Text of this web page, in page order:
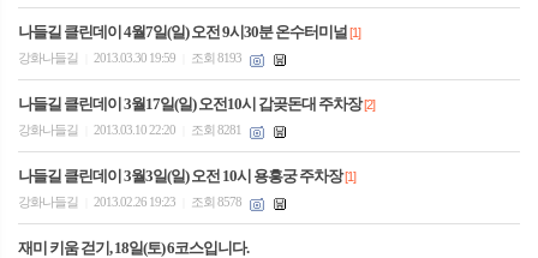
나들길 클린데이 4월7일(일) 오전 9시30분 온수터미널[1]
강화나들길
2013.03.30 19:59 조회 8193
나들길 클린데이 3월17일(일) 오전10시 갑곶돈대 주차장[2]
강화나들길
2013.03.10 22:20 조회 8281
나들길 클린데이 3월3일(일) 오전 10시 용흥궁 주차장[1]
강화나들길
2013.02.26 19:23 조회 8578
재미 키움 걷기, 18일(토) 6코스입니다.